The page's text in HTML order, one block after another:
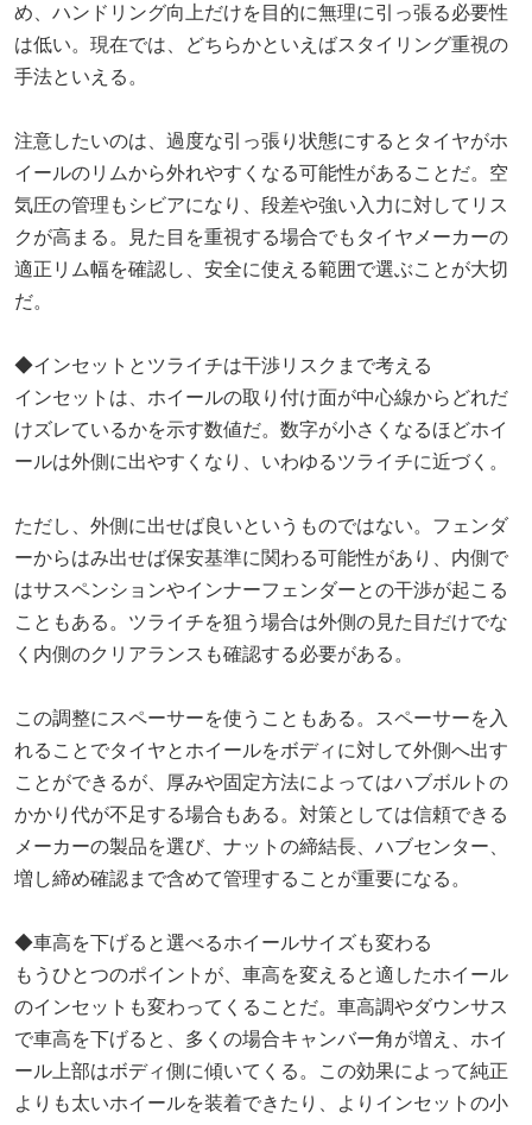
め、ハンドリング向上だけを目的に無理に引っ張る必要性
は低い。現在では、どちらかといえばスタイリング重視の
手法といえる。
注意したいのは、過度な引っ張り状態にするとタイヤがホ
イールのリムから外れやすくなる可能性があることだ。空
気圧の管理もシビアになり、段差や強い入力に対してリス
クが高まる。見た目を重視する場合でもタイヤメーカーの
適正リム幅を確認し、安全に使える範囲で選ぶことが大切
だ。
◆インセットとツライチは干渉リスクまで考える
インセットは、ホイールの取り付け面が中心線からどれだ
けズレているかを示す数値だ。数字が小さくなるほどホイ
ールは外側に出やすくなり、いわゆるツライチに近づく。
ただし、外側に出せば良いというものではない。フェンダ
ーからはみ出せば保安基準に関わる可能性があり、内側で
はサスペンションやインナーフェンダーとの干渉が起こる
こともある。ツライチを狙う場合は外側の見た目だけでな
く内側のクリアランスも確認する必要がある。
この調整にスペーサーを使うこともある。スペーサーを入
れることでタイヤとホイールをボディに対して外側へ出す
ことができるが、厚みや固定方法によってはハブボルトの
かかり代が不足する場合もある。対策としては信頼できる
メーカーの製品を選び、ナットの締結長、ハブセンター、
増し締め確認まで含めて管理することが重要になる。
◆車高を下げると選べるホイールサイズも変わる
もうひとつのポイントが、車高を変えると適したホイール
のインセットも変わってくることだ。車高調やダウンサス
で車高を下げると、多くの場合キャンバー角が増え、ホイ
ール上部はボディ側に傾いてくる。この効果によって純正
よりも太いホイールを装着できたり、よりインセットの小